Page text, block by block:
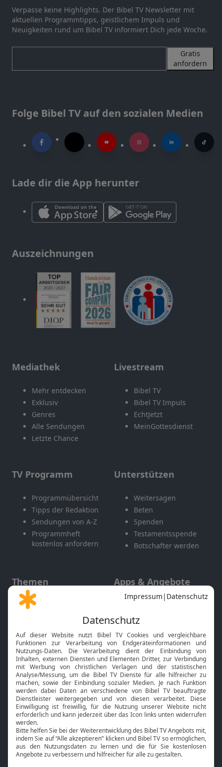
Verpasse keine Highlights. Der Bibel TV Newsletter mit
aktuellen Programmtipps, geistlichem Impuls und
Neuigkeiten rund um Bibel TV informiert Dich jede Woche.
Gratis
anfordern
Folge Bibel TV auf den sozialen Medien
Lade dir die App herunter
Auszeichnungen
Mediathek
Mehr entdecken
Exklusiv
Genres
Alle Sendungen
Letzte Chance
Livestream
Bibel TV
Bibel TV Impuls
EchtJetzt
MeinGottesdienst
TV Programm
Programmübersicht
Tipps der Redaktion
Sendungen von A-Z
Programmheft
kostenlos anfordern
Unterstützen
Weitersagen
Beten
Spenden
Testamentsspende
Botschafter werden
Themen
Gott und Bibel erklärt
Neuigkeiten
Apps & Angebote
Mobile App
Smart TV
HbbTV
Bibelthek Online-Bibel
Nächster Gottesdienst
Bibel TV
Über uns
Jobs
Service
Kontakt
TV-Empfang